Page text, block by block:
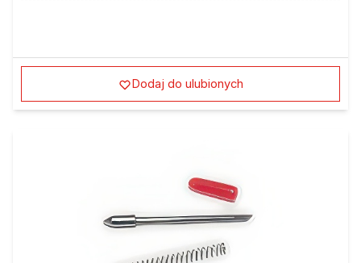
Dodaj do ulubionych